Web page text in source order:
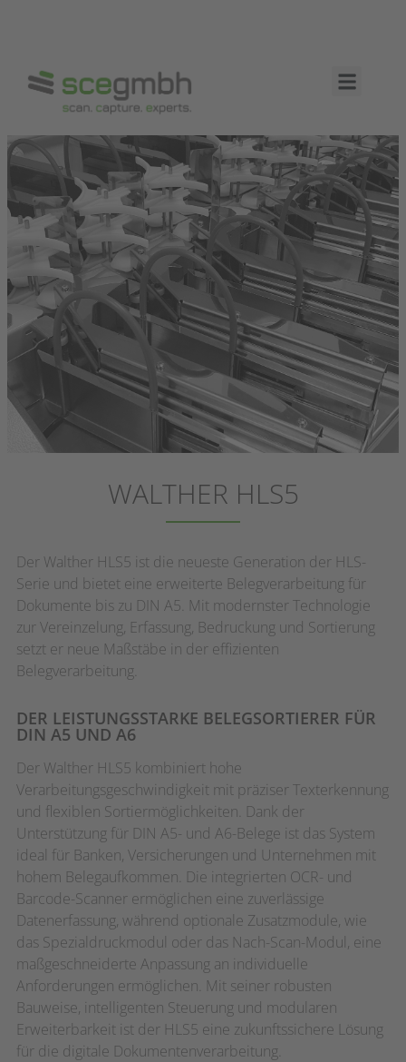
SORTER
WALTHER HLS5
WALTHER HLS5
Der Walther HLS5 ist die neueste Generation der HLS-
Serie und bietet eine erweiterte Belegverarbeitung für
Dokumente bis zu DIN A5. Mit modernster Technologie
zur Vereinzelung, Erfassung, Bedruckung und Sortierung
setzt er neue Maßstäbe in der effizienten
Belegverarbeitung.
DER LEISTUNGSSTARKE BELEGSORTIERER FÜR
DIN A5 UND A6
Der Walther HLS5 kombiniert hohe
Verarbeitungsgeschwindigkeit mit präziser Texterkennung
und flexiblen Sortiermöglichkeiten. Dank der
Unterstützung für DIN A5- und A6-Belege ist das System
ideal für Banken, Versicherungen und Unternehmen mit
hohem Belegaufkommen. Die integrierten OCR- und
Barcode-Scanner ermöglichen eine zuverlässige
Datenerfassung, während optionale Zusatzmodule, wie
das Spezialdruckmodul oder das Nach-Scan-Modul, eine
maßgeschneiderte Anpassung an individuelle
Anforderungen ermöglichen. Mit seiner robusten
Bauweise, intelligenten Steuerung und modularen
Erweiterbarkeit ist der HLS5 eine zukunftssichere Lösung
für die digitale Dokumentenverarbeitung.